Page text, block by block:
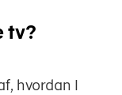
tv?
hvordan I